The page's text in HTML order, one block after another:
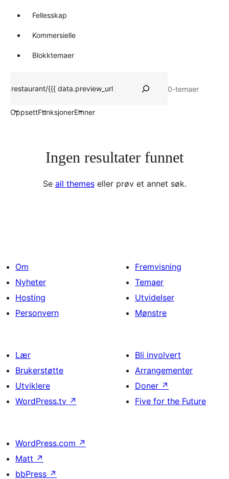
Fellesskap
Kommersielle
Blokktemaer
0-temaer
OppsettFunksjonerEmner
Ingen resultater funnet
Se all themeseller prøv et annet søk.
Om
Nyheter
Hosting
Personvern
Fremvisning
Temaer
Utvidelser
Mønstre
Lær
Brukerstøtte
Utviklere
WordPress.tv ↗
Bli involvert
Arrangementer
Doner ↗
Five for the Future
WordPress.com ↗
Matt ↗
bbPress ↗